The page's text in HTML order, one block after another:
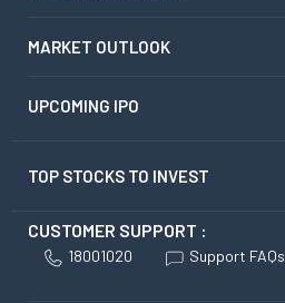
MARKET OUTLOOK
UPCOMING IPO
TOP STOCKS TO INVEST
CUSTOMER SUPPORT :
18001020 Support FAQs